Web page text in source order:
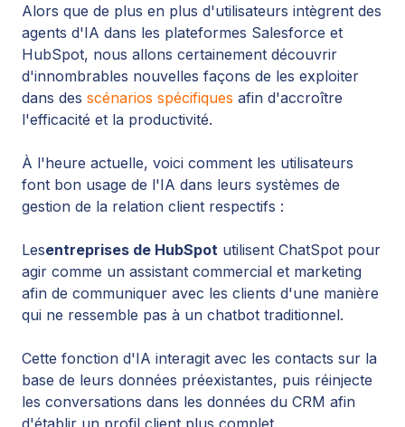
Alors que de plus en plus d'utilisateurs intègrent des
agents d'IA dans les plateformes Salesforce et
HubSpot, nous allons certainement découvrir
d'innombrables nouvelles façons de les exploiter
dans des scénarios spécifiques afin d'accroître
l'efficacité et la productivité.
À l'heure actuelle, voici comment les utilisateurs
font bon usage de l'IA dans leurs systèmes de
gestion de la relation client respectifs :
Lesentreprises de HubSpot utilisent ChatSpot pour
agir comme un assistant commercial et marketing
afin de communiquer avec les clients d'une manière
qui ne ressemble pas à un chatbot traditionnel.
Cette fonction d'IA interagit avec les contacts sur la
base de leurs données préexistantes, puis réinjecte
les conversations dans les données du CRM afin
d'établir un profil client plus complet.